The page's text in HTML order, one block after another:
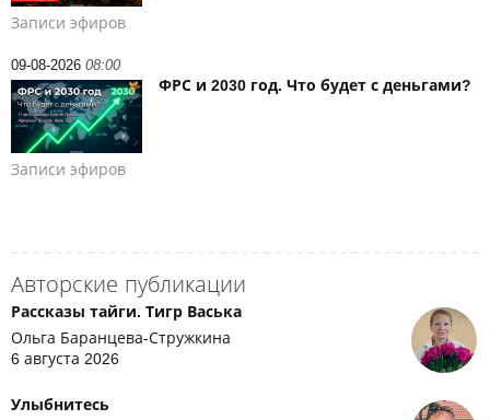
Записи эфиров
09-08-2026 08:00
ФРС и 2030 год. Что будет с деньгами?
Записи эфиров
Авторские публикации
Рассказы тайги. Тигр Васька
Ольга Баранцева-Стружкина
6 августа 2026
Улыбнитесь